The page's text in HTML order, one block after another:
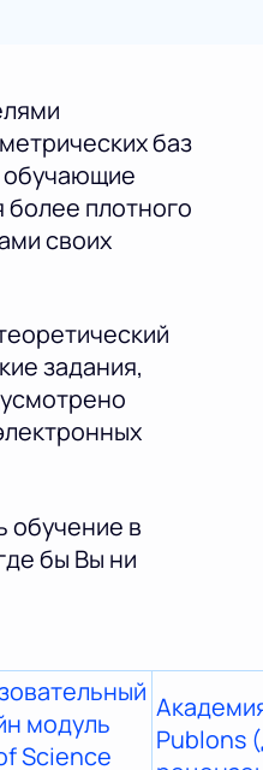
баз
обучающие
плотного
своих
задания,
обучение в
бы Вы ни
модуль
Science
Publons